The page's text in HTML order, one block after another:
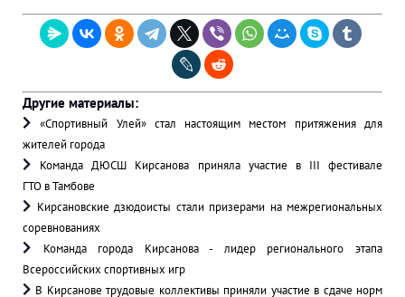
Другие материалы:
«Спортивный Улей» стал настоящим местом притяжения для
жителей города
Команда ДЮСШ Кирсанова приняла участие в III фестивале
ГТО в Тамбове
Кирсановские дзюдоисты стали призерами на межрегиональных
соревнованиях
Команда города Кирсанова - лидер регионального этапа
Всероссийских спортивных игр
В Кирсанове трудовые коллективы приняли участие в сдаче норм